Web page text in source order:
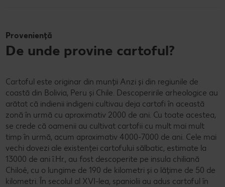
Proveniență
De unde provine cartoful?
Cartoful este originar din munții Anzi și din regiunile de
coastă din Bolivia, Peru și Chile. Descoperirile arheologice au
arătat că indienii indigeni cultivau deja cartofi în această
zonă în urmă cu aproximativ 2000 de ani. Cu toate acestea,
se crede că oamenii au cultivat cartofii cu mult mai mult
timp în urmă, acum aproximativ 4000-7000 de ani. Cele mai
vechi dovezi ale existenței cartofului sălbatic, estimate la
13000 de ani î.Hr., au fost descoperite pe insula chiliană
Chiloé, cu o lungime de 190 de kilometri și o lățime de 50 de
kilometri. În secolul al XVI-lea, spaniolii au adus cartoful în